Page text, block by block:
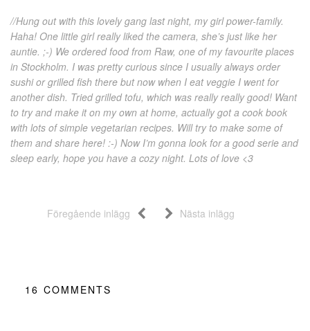
//Hung out with this lovely gang last night, my girl power-family.
Haha! One little girl really liked the camera, she’s just like her
auntie. ;-) We ordered food from Raw, one of my favourite places
in Stockholm. I was pretty curious since I usually always order
sushi or grilled fish there but now when I eat veggie I went for
another dish. Tried grilled tofu, which was really really good! Want
to try and make it on my own at home, actually got a cook book
with lots of simple vegetarian recipes. Will try to make some of
them and share here! :-) Now I’m gonna look for a good serie and
sleep early, hope you have a cozy night. Lots of love <3
Föregående inlägg Nästa inlägg
16 COMMENTS